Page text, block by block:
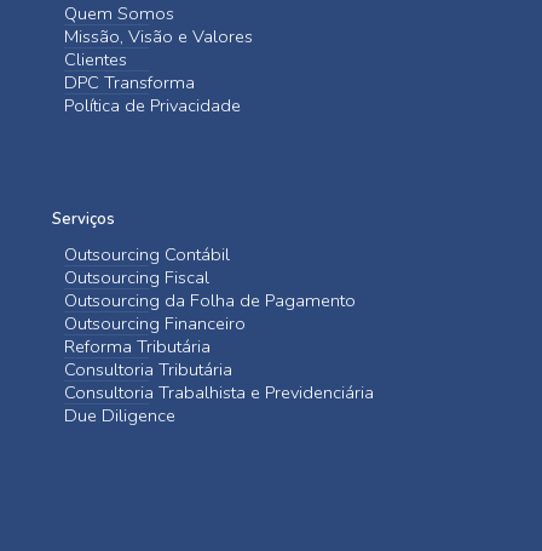
Quem Somos
Missão, Visão e Valores
Clientes
DPC Transforma
Política de Privacidade
Serviços
Outsourcing Contábil
Outsourcing Fiscal
Outsourcing da Folha de Pagamento
Outsourcing Financeiro
Reforma Tributária
Consultoria Tributária
Consultoria Trabalhista e Previdenciária
Due Diligence